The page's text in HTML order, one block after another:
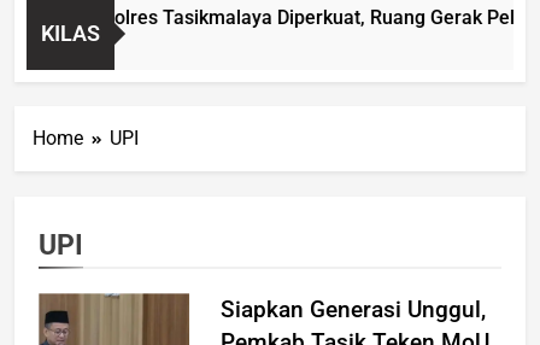
KILAS
Polres Tasikmalaya Diperkuat, Ruang Gerak Pelaku
Home UPI
UPI
Siapkan Generasi Unggul,